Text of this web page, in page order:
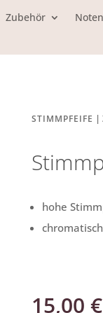
Zubehör Noten
STIMMPFEIFE |
hohe
15,00 €